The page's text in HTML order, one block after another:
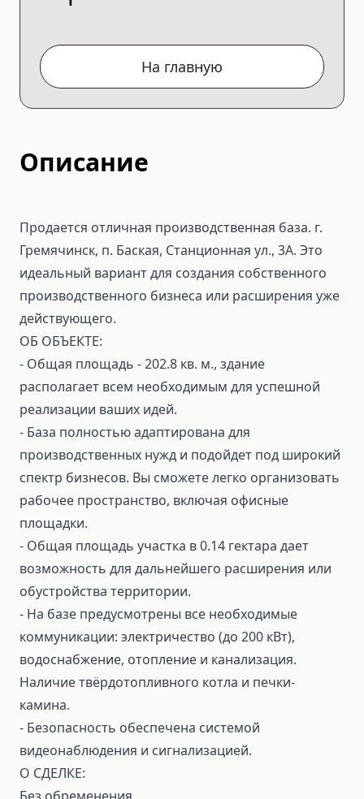
На главную
Описание
Продается отличная производственная база. г.
Гремячинск, п. Баская, Станционная ул., 3А. Это
идеальный вариант для создания собственного
производственного бизнеса или расширения уже
действующего.
ОБ ОБЪЕКТЕ:
- Общая площадь - 202.8 кв. м., здание
располагает всем необходимым для успешной
реализации ваших идей.
- База полностью адаптирована для
производственных нужд и подойдет под широкий
спектр бизнесов. Вы сможете легко организовать
рабочее пространство, включая офисные
площадки.
- Общая площадь участка в 0.14 гектара дает
возможность для дальнейшего расширения или
обустройства территории.
- На базе предусмотрены все необходимые
коммуникации: электричество (до 200 кВт),
водоснабжение, отопление и канализация.
Наличие твёрдотопливного котла и печки-
камина.
- Безопасность обеспечена системой
видеонаблюдения и сигнализацией.
О СДЕЛКЕ: